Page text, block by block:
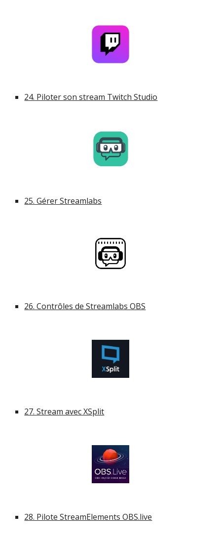
24. Piloter son stream Twitch Studio
25. Gérer Streamlabs
26. Contrôles de Streamlabs OBS
27. Stream avec XSplit
28. Pilote StreamElements OBS.live